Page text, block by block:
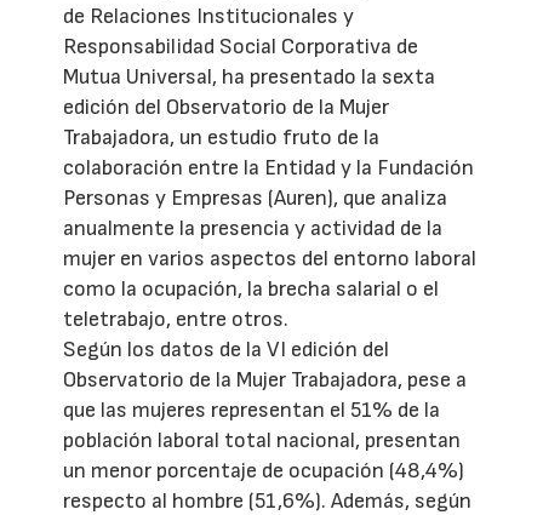
de Relaciones Institucionales y
Responsabilidad Social Corporativa de
Mutua Universal, ha presentado la sexta
edición del Observatorio de la Mujer
Trabajadora, un estudio fruto de la
colaboración entre la Entidad y la Fundación
Personas y Empresas (Auren), que analiza
anualmente la presencia y actividad de la
mujer en varios aspectos del entorno laboral
como la ocupación, la brecha salarial o el
teletrabajo, entre otros.
Según los datos de la VI edición del
Observatorio de la Mujer Trabajadora, pese a
que las mujeres representan el 51% de la
población laboral total nacional, presentan
un menor porcentaje de ocupación (48,4%)
respecto al hombre (51,6%). Además, según